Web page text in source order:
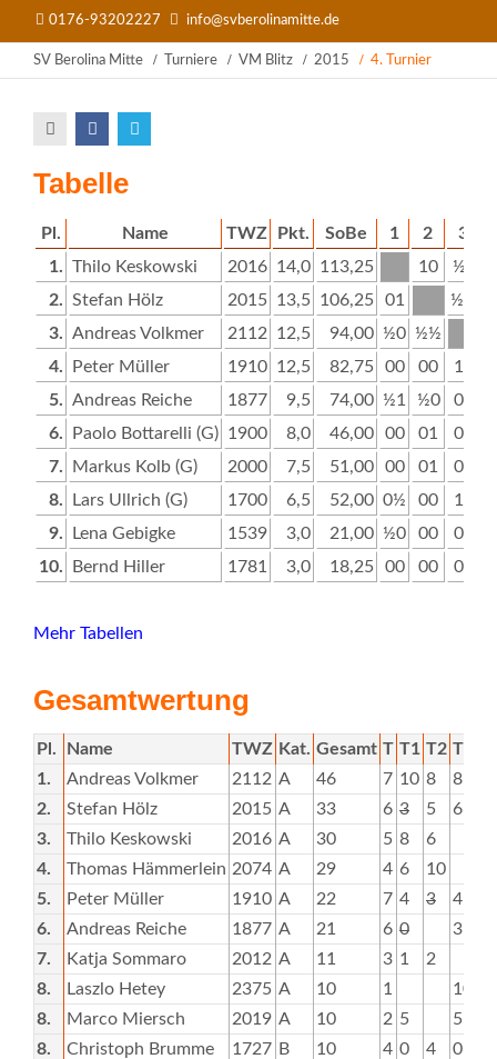
0176-93202227 info@svberolinamitte.de
SV Berolina Mitte Turniere VM Blitz 2015 4. Turnier
Tabelle
Pl. Name TWZ Pkt. SoBe 1 2 3
1. Thilo Keskowski 2016 14,0 113,25 10 ½1
2. Stefan Hölz 2015 13,5 106,25 01 ½½
3. Andreas Volkmer 2112 12,5 94,00 ½0 ½½
4.
Peter Müller 1910 12,5 82,75 00 00 10
5. Andreas Reiche 1877 9,5 74,00 ½1 ½0 00
6.
Paolo Bottarelli (G) 1900 8,0 46,00 00 01 00
7.
Markus Kolb (G) 2000 7,5 51,00 00 01 01
8.
Lars Ullrich (G) 1700 6,5 52,00 0½ 00 10
9.
Lena Gebigke 1539 3,0 21,00 ½0 00 00
10.
Bernd Hiller 1781 3,0 18,25 00 00 00
Mehr Tabellen
Gesamtwertung
Pl. Name TWZ Kat. Gesamt T T1 T2 T3
1.
Andreas Volkmer 2112 A 46 7 10 8 8
2.
Stefan Hölz 2015 A 33 6 3 5 6
3.
Thilo Keskowski 2016 A 30 5 8 6
4.
Thomas Hämmerlein 2074 A 29 4 6
10
5.
Peter Müller 1910 A 22 7 4 3 4
6.
Andreas Reiche 1877 A 21 6 0 3
7.
Katja Sommaro 2012 A 11 3 1
2
8.
Laszlo Hetey 2375 A 10 1
10
8.
Marco Miersch 2019 A 10 2 5
5
8.
Christoph Brumme 1727 B 10 4 0 4
0